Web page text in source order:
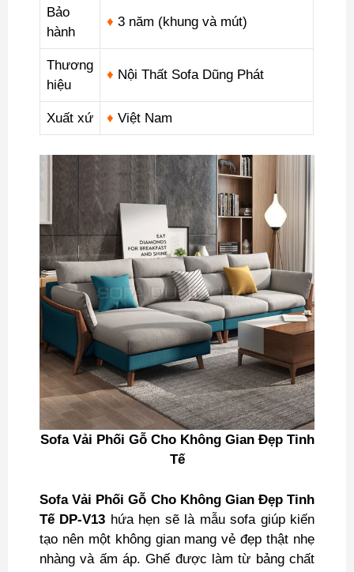
Bảo
hành
♦ 3 năm (khung và mút)
Thương
hiệu
♦ Nội Thất Sofa Dũng Phát
Xuất xứ ♦ Việt Nam
Sofa Vải Phối Gỗ Cho Không Gian Đẹp Tinh
Tế
Sofa Vải Phối Gỗ Cho Không Gian Đẹp Tinh
Tế DP-V13 hứa hẹn sẽ là mẫu sofa giúp kiến
tạo nên một không gian mang vẻ đẹp thật nhẹ
nhàng và ấm áp. Ghế được làm từ bảng chất